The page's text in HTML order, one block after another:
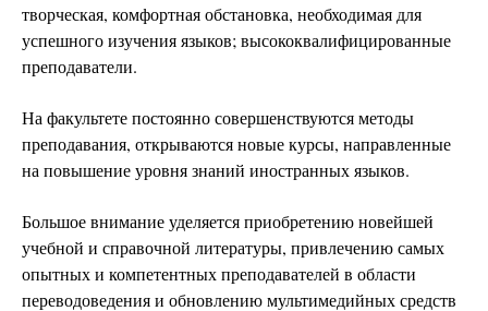
творческая, комфортная обстановка, необходимая для
успешного изучения языков; высококвалифицированные
преподаватели.
На факультете постоянно совершенствуются методы
преподавания, открываются новые курсы, направленные
на повышение уровня знаний иностранных языков.
Большое внимание уделяется приобретению новейшей
учебной и справочной литературы, привлечению самых
опытных и компетентных преподавателей в области
переводоведения и обновлению мультимедийных средств